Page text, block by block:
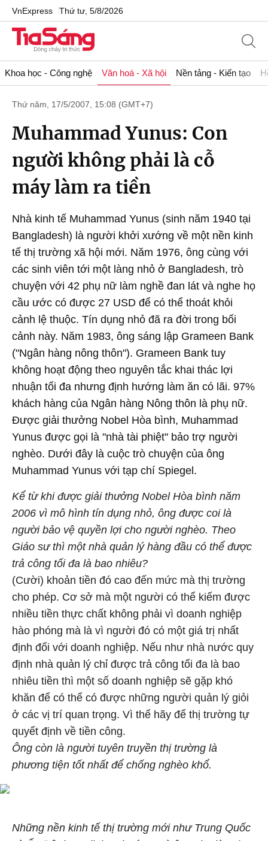
VnExpress Thứ tư, 5/8/2026
Khoa học - Công nghệ Văn hoá - Xã hội Nền tảng - Kiến tạo
Thứ năm, 17/5/2007, 15:08 (GMT+7)
Muhammad Yunus: Con
người không phải là cỗ
máy làm ra tiền
Nhà kinh tế Muhammad Yunus (sinh năm 1940 tại
Bangladesh) là người khởi xướng về một nền kinh
tế thị trường xã hội mới. Năm 1976, ông cùng với
các sinh viên tới một làng nhỏ ở Bangladesh, trò
chuyện với 42 phụ nữ làm nghề đan lát và nghe họ
cầu ước có được 27 USD để có thể thoát khỏi
cảnh lệ thuộc. Tín dụng nhỏ đã ra đời trong bối
cảnh này. Năm 1983, ông sáng lập Grameen Bank
("Ngân hàng nông thôn"). Grameen Bank tuy
không hoạt động theo nguyên tắc khai thác lợi
nhuận tối đa nhưng định hướng làm ăn có lãi. 97%
khách hàng của Ngân hàng Nông thôn là phụ nữ.
Được giải thưởng Nobel Hòa bình, Muhammad
Yunus được gọi là "nhà tài phiệt" bảo trợ người
nghèo. Dưới đây là cuộc trò chuyện của ông
Muhammad Yunus với tạp chí Spiegel.
Kể từ khi được giải thưởng Nobel Hòa bình năm
2006 vì mô hình tín dụng nhỏ, ông được coi là
người bảo vệ quyền lợi cho người nghèo. Theo
Giáo sư thì một nhà quản lý hàng đầu có thể được
trả công tối đa là bao nhiêu?
(Cười) khoản tiền đó cao đến mức mà thị trường
cho phép. Cơ sở mà một người có thể kiếm được
nhiều tiền thực chất không phải vì doanh nghiệp
hào phóng mà là vì người đó có một giá trị nhất
định đối với doanh nghiệp. Nếu như nhà nước quy
định nhà quản lý chỉ được trả công tối đa là bao
nhiêu tiền thì một số doanh nghiệp sẽ gặp khó
khăn để có thể có được những người quản lý giỏi
ở các vị trí quan trọng. Vì thế hãy để thị trường tự
quyết định về tiền công.
Ông còn là người tuyên truyền thị trường là
phương tiện tốt nhất để chống nghèo khổ.
Những nền kinh tế thị trường mới như Trung Quốc